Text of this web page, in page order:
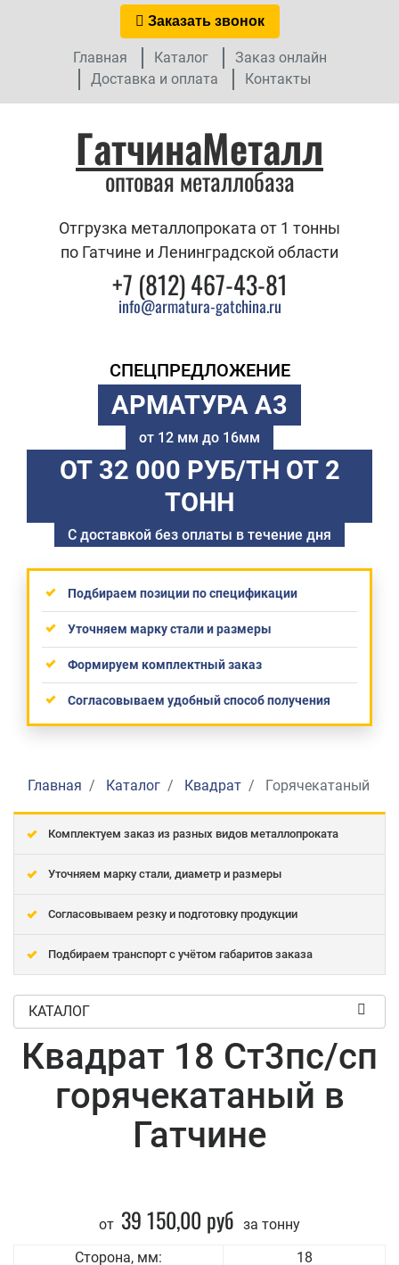
Заказать звонок
Главная Каталог
Заказ онлайн
Доставка и оплата
Контакты
ГатчинаМеталл
оптовая металлобаза
Отгрузка металлопроката от 1 тонны
по Гатчине и Ленинградской области
+7 (812) 467-43-81
info@armatura-gatchina.ru
СПЕЦПРЕДЛОЖЕНИЕ
АРМАТУРА А3
от 12 мм до 16мм
ОТ 32 000 РУБ/ТН ОТ 2
ТОНН
С доставкой без оплаты в течение дня
Подбираем позиции по спецификации
Уточняем марку стали и размеры
Формируем комплектный заказ
Согласовываем удобный способ получения
Главная Каталог Квадрат Горячекатаный
Комплектуем заказ из разных видов металлопроката
Уточняем марку стали, диаметр и размеры
Согласовываем резку и подготовку продукции
Подбираем транспорт с учётом габаритов заказа
КАТАЛОГ
Квадрат 18 Ст3пс/сп
горячекатаный в
Гатчине
от 39 150,00 руб за тонну
Сторона, мм:
18